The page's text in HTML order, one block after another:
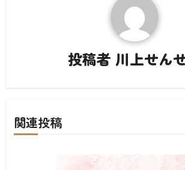
投稿者 川上せん
関連投稿